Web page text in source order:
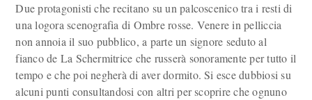
Due protagonisti che recitano su un palcoscenico tra i resti di
una logora scenografia di Ombre rosse. Venere in pelliccia
non annoia il suo pubblico, a parte un signore seduto al
fianco de La Schermitrice che russerà sonoramente per tutto il
tempo e che poi negherà di aver dormito. Si esce dubbiosi su
alcuni punti consultandosi con altri per scoprire che ognuno